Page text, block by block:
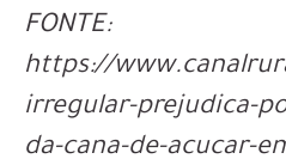
FONTE:
https://
irregular-prejudica-
da-cana-de-acucar-